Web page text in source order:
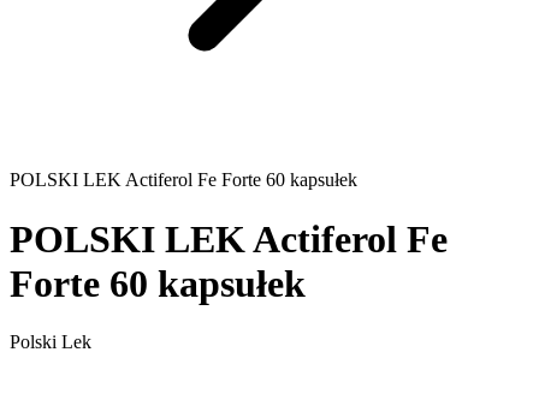
POLSKI LEK Actiferol Fe Forte 60 kapsułek
POLSKI LEK Actiferol Fe
Forte 60 kapsułek
Polski Lek